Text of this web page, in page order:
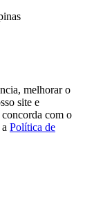
melhorar o
site e
com o
Política de